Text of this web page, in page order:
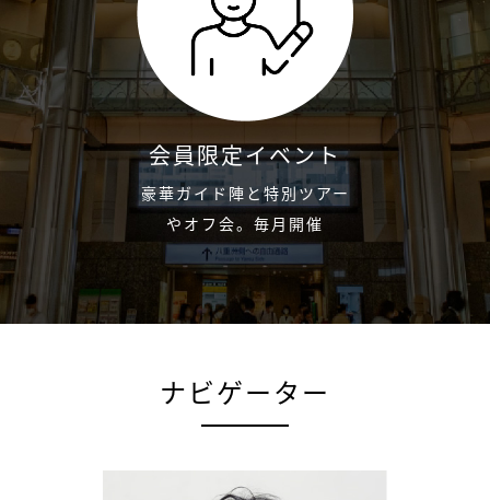
会員限定イベント
豪華ガイド陣と特別ツアー
やオフ会。毎月開催
ナビゲーター